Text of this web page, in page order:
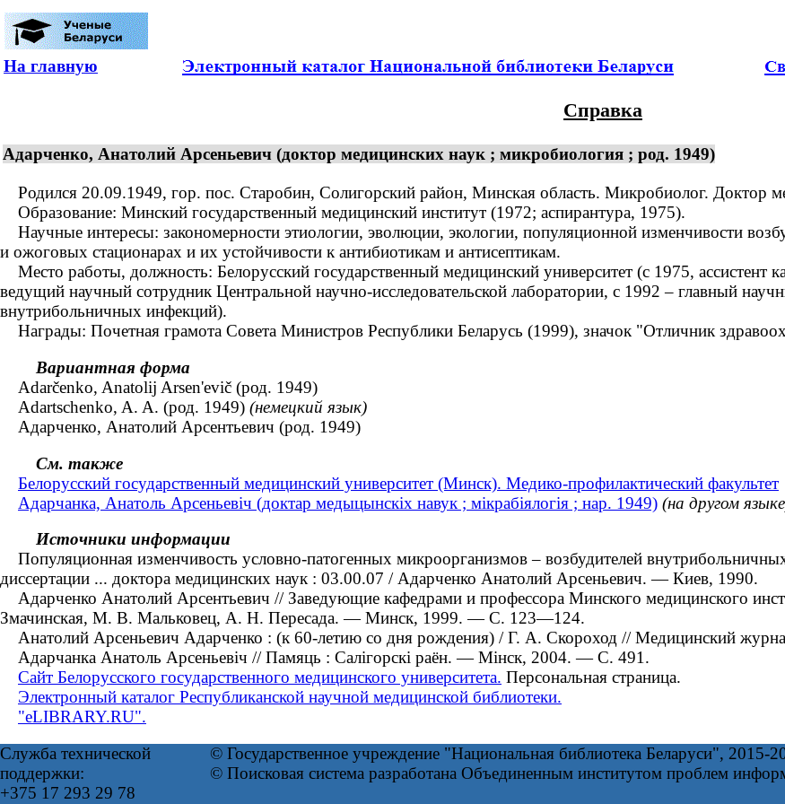
На главную
Справка
Адарченко, Анатолий Арсеньевич (доктор медицинских наук ; микробиология ; род. 1949)
Родился 20.09.1949, гор. пос. Старобин, Солигорский район, Минская область. Микробиолог. Доктор
Образование: Минский государственный медицинский институт (1972; аспирантура, 1975).
Научные интересы: закономерности этиологии, эволюции, экологии, популяционной изменчивости
и ожоговых стационарах и их устойчивости к антибиотикам и антисептикам.
Место работы, должность: Белорусский государственный медицинский университет (с 1975,
ведущий научный сотрудник Центральной научно-исследовательской лаборатории, с 1992 – главный
внутрибольничных инфекций).
Награды: Почетная грамота Совета Министров Республики Беларусь (1999), значок "Отличник
Вариантная форма
Adarčenko, Anatolij Arsen'evič (род. 1949)
Adartschenko, A. A. (род. 1949) (немецкий язык)
Адарченко, Анатолий Арсентьевич (род. 1949)
См. также
Белорусский государственный медицинский университет (Минск). Медико-профилактический факультет
Адарчанка, Анатоль Арсеньевіч (доктар медыцынскіх навук ; мікрабіялогія ; нар. 1949) (на другом
Источники информации
Популяционная изменчивость условно-патогенных микроорганизмов – возбудителей
диссертации ... доктора медицинских наук : 03.00.07 / Адарченко Анатолий Арсеньевич. — Киев, 1990.
Адарченко Анатолий Арсентьевич // Заведующие кафедрами и профессора Минского медицинского
Змачинская, М. В. Мальковец, А. Н. Пересада. — Минск, 1999. — С. 123—124.
Анатолий Арсеньевич Адарченко : (к 60-летию со дня рождения) / Г. А. Скороход // Медицинский
Адарчанка Анатоль Арсеньевіч // Памяць : Салігорскі раён. — Мінск, 2004. — С. 491.
Сайт Белорусского государственного медицинского университета. Персональная страница.
Электронный каталог Республиканской научной медицинской библиотеки.
"eLIBRARY.RU".
Служба технической
поддержки:
+375 17 293 29 78
© Государственное учреждение "Национальная библиотека Беларуси", 2015-
© Поисковая система разработана Объединенным институтом проблем